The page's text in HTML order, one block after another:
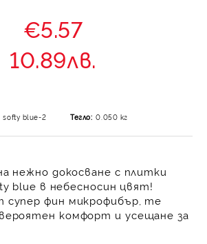
€5.57
10.89лв.
softy blue-2 Тегло: 0.050 кг
нежно докосване с плитки
blue в небесносин цвят!
супер фин микрофибър , те
комфорт и усещане за